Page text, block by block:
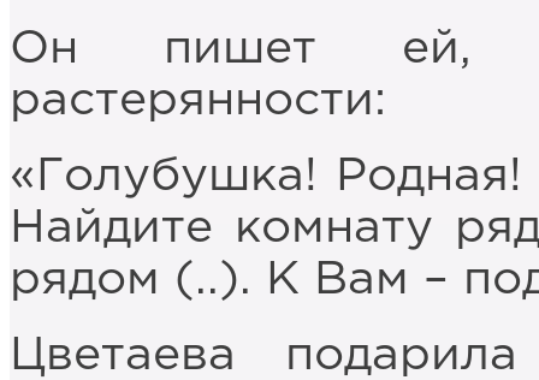
Он пишет ей,
растерянности:
«Голубушка!
Найдите комнату
рядом (..). К Вам –
Цветаева